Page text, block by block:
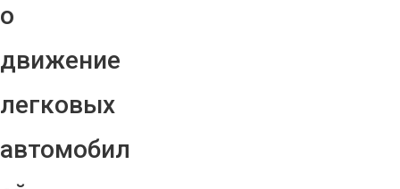
о
движение
легковых
автомобил